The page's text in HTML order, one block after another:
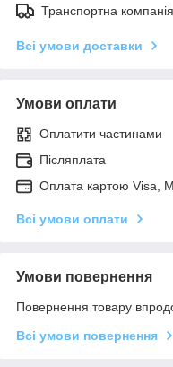
Транспортна компанія
Всі умови доставки
Умови оплати
Оплатити частинами
Післяплата
Оплата картою Visa,
Всі умови оплати
Умови повернення
Повернення товару
Всі умови повернення